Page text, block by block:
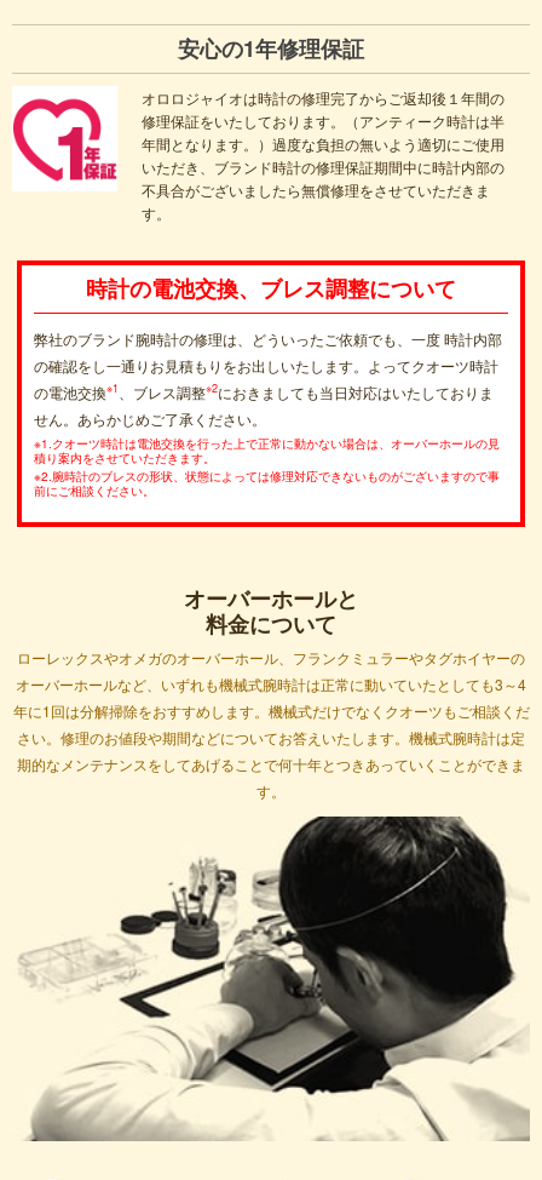
安心の1年修理保証
オロロジャイオは時計の修理完了からご返却後１年間の
修理保証をいたしております。（アンティーク時計は半
年間となります。）過度な負担の無いよう適切にご使用
いただき、ブランド時計の修理保証期間中に時計内部の
不具合がございましたら無償修理をさせていただきま
す。
時計の電池交換、ブレス調整について
弊社のブランド腕時計の修理は、どういったご依頼でも、一度 時計内部
の確認をし一通りお見積もりをお出しいたします。よってクオーツ時計
の電池交換※1 、ブレス調整※2におきましても当日対応はいたしておりま
せん。あらかじめご了承ください。
※1.クオーツ時計は電池交換を行った上で正常に動かない場合は、オーバーホールの見
積り案内をさせていただきます。
※2.腕時計のブレスの形状、状態によっては修理対応できないものがございますので事
前にご相談ください。
オーバーホールと
料金について
ローレックスやオメガのオーバーホール、フランクミュラーやタグホイヤーの
オーバーホールなど、いずれも機械式腕時計は正常に動いていたとしても3～4
年に1回は分解掃除をおすすめします。機械式だけでなくクオーツもご相談くだ
さい。修理のお値段や期間などについてお答えいたします。機械式腕時計は定
期的なメンテナンスをしてあげることで何十年とつきあっていくことができま
す。